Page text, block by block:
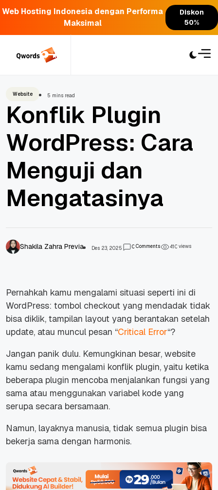
Web Hosting Indonesia dengan Performa
Maksimal
Diskon
50%
Website 5 mins read
Konflik Plugin
WordPress: Cara
Menguji dan
Mengatasinya
Shakila Zahra Previa Des 23, 2025 0Comments 410views
Pernahkah kamu mengalami situasi seperti ini di
WordPress: tombol checkout yang mendadak tidak
bisa diklik, tampilan layout yang berantakan setelah
update, atau muncul pesan “Critical Error“?
Jangan panik dulu. Kemungkinan besar, website
kamu sedang mengalami konflik plugin, yaitu ketika
beberapa plugin mencoba menjalankan fungsi yang
sama atau menggunakan variabel kode yang
serupa secara bersamaan.
Namun, layaknya manusia, tidak semua plugin bisa
bekerja sama dengan harmonis.